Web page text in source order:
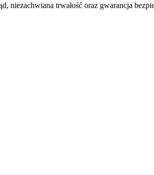
niezachwiana trwałość oraz gwarancja